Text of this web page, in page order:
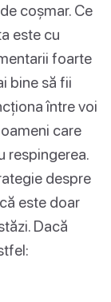
coșmar. Ce
este cu
foarte
bine să fii
între voi
care
respingerea.
despre
este doar
Dacă